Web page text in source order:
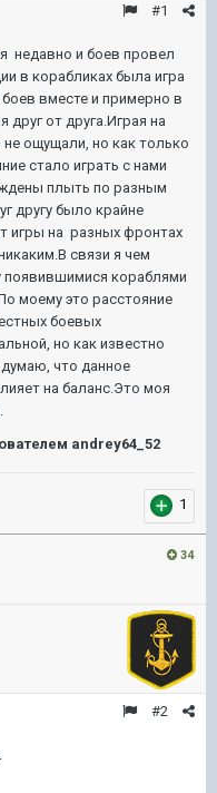
#1
недавно и боев провел
в корабликах была игра
вместе и примерно в
друг от друга.Играя на
ощущали, но как только
стало играть с нами
плыть по разным
другу было крайне
игры на разных фронтах
связи я чем
появившимися кораблями
моему это расстояние
боевых
но как известно
что данное
на баланс.Это моя
andrey64_52
1
34
#2